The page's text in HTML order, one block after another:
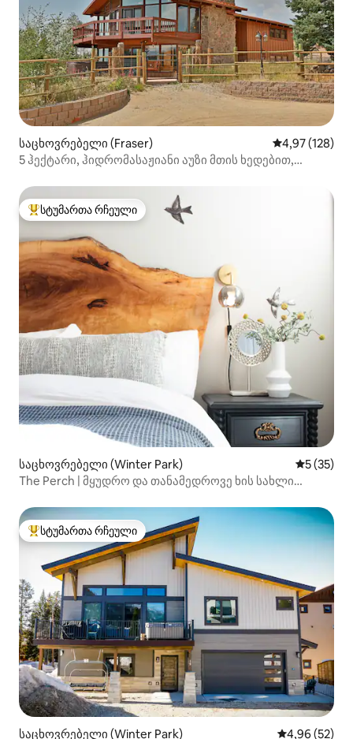
საცხოვრებელი (Fraser) საშუალო
4,97 (128)
5 ჰექტარი, ჰიდრომასაჟიანი აუზი მთის ხედებით,
სტუმართა რჩეული მოწინავე ვარიანტი
სტუმართა რჩეული
საცხოვრებელი (Winter Park) საშუალო
5 (35)
The Perch | მყუდრო და თანამედროვე ხის სახლი
სტუმართა რჩეული მოწინავე ვარიანტი
სტუმართა რჩეული
საცხოვრებელი (Winter Park) საშუალო
4,96 (52)